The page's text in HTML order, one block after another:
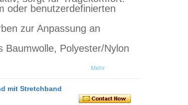
oder benutzerdefinierten
zur Anpassung an
Baumwolle, Polyester/Nylon
Mehr
mit Stretchband